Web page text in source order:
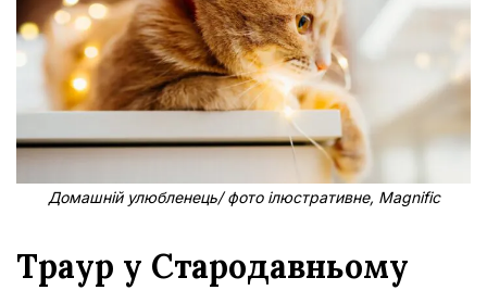
Домашній улюбленець/ фото ілюстративне, Magnific
Траур у Стародавньому